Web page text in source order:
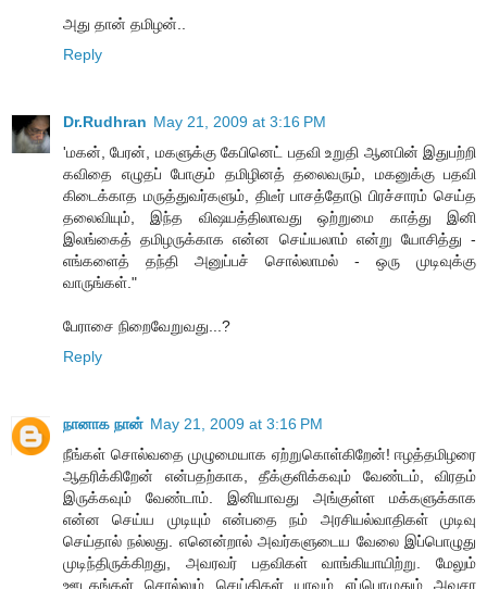
அது தான் தமிழன்..
Reply
Dr.Rudhran May 21, 2009 at 3:16 PM
'மகன், பேரன், மகளுக்கு கேபினெட் பதவி உறுதி ஆனபின் இதுபற்றி
கவிதை எழுதப் போகும் தமிழினத் தலைவரும், மகனுக்கு பதவி
கிடைக்காத மருத்துவர்களும், திடீர் பாசத்தோடு பிரச்சாரம் செய்த
தலைவியும், இந்த விஷயத்திலாவது ஒற்றுமை காத்து இனி
இலங்கைத் தமிழருக்காக என்ன செய்யலாம் என்று யோசித்து -
எங்களைத் தந்தி அனுப்பச் சொல்லாமல் - ஒரு முடிவுக்கு
வாருங்கள்."
பேராசை நிறைவேறுவது...?
Reply
நானாக நான் May 21, 2009 at 3:16 PM
நீங்கள் சொல்வதை முழுமையாக ஏற்றுகொள்கிறேன்! ஈழத்தமிழரை
ஆதரிக்கிறேன் என்பதற்காக, தீக்குளிக்கவும் வேண்டம், விரதம்
இருக்கவும் வேண்டாம். இனியாவது அங்குள்ள மக்களுக்காக
என்ன செய்ய முடியும் என்பதை நம் அரசியல்வாதிகள் முடிவு
செய்தால் நல்லது. எனென்றால் அவர்களுடைய வேலை இப்பொழுது
முடிந்திருக்கிறது, அவரவர் பதவிகள் வாங்கியாயிற்று. மேலும்
ஊடகங்கள் சொல்லும் செய்திகள் யாவும் எப்பொழுதும் அவசர